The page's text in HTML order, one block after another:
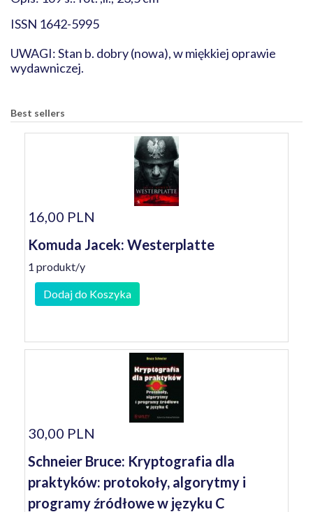
ISSN 1642-5995
UWAGI: Stan b. dobry (nowa), w miękkiej oprawie
wydawniczej.
Best sellers
16,00 PLN
Komuda Jacek: Westerplatte
1 produkt/y
Dodaj do Koszyka
30,00 PLN
Schneier Bruce: Kryptografia dla
praktyków: protokoły, algorytmy i
programy źródłowe w języku C